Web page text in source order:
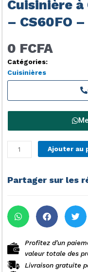
Cuisinière à
– CS60FO
0 FCFA
Catégories:
Cuisinières
quantité
de
à
-
60x60
CS60FO
-
Inox
Ajouter au
Partager sur les
Profitez d'un
valeur totale des
Livraison gratuite